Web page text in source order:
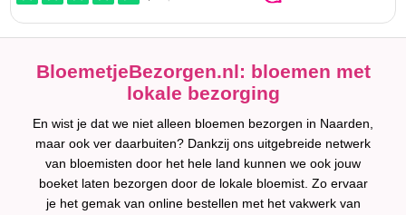
BloemetjeBezorgen.nl: bloemen met
lokale bezorging
En wist je dat we niet alleen bloemen bezorgen in Naarden,
maar ook ver daarbuiten? Dankzij ons uitgebreide netwerk
van bloemisten door het hele land kunnen we ook jouw
boeket laten bezorgen door de lokale bloemist. Zo ervaar
je het gemak van online bestellen met het vakwerk van